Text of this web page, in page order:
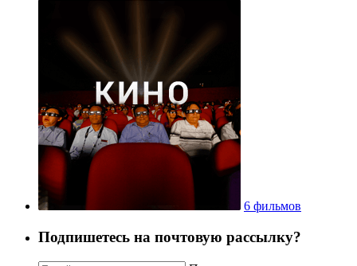
6 фильмов
Подпишетесь на почтовую рассылку?